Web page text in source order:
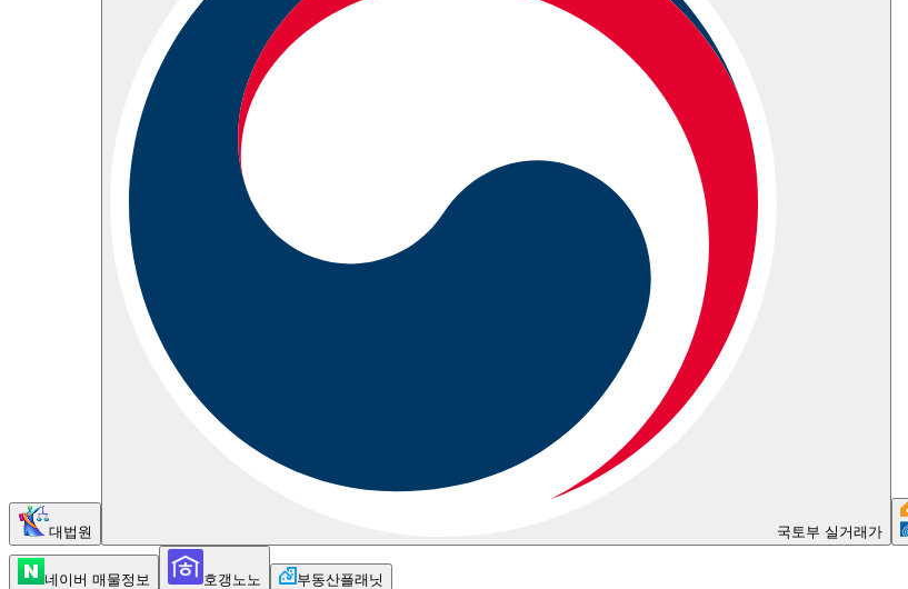
대법원 국토부 실거래가
네이버 매물정보 호갱노노
부동산플래닛